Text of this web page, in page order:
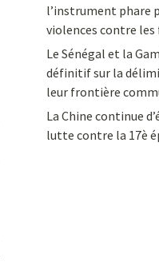
l’instrument phare
violences contre les
Le Sénégal et la
définitif sur la
leur frontière
La Chine continue
lutte contre la 17è